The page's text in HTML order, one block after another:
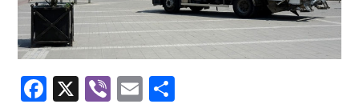
Facebook
X Viber
Email